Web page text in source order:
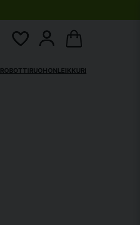
ROBOTTIRUOHONLEIKKURI